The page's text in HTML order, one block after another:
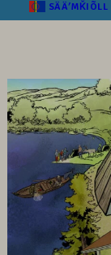
SÄÄʹMǨIÕLL